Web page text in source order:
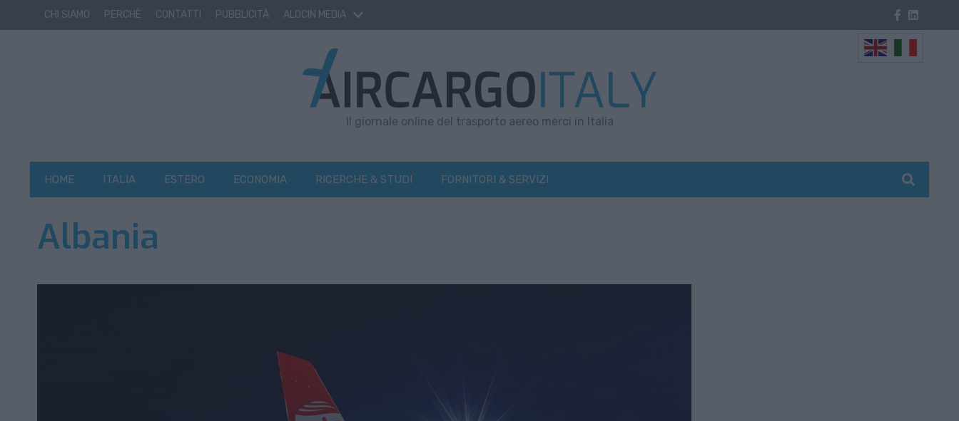
CHI SIAMO PERCHÈ CONTATTI PUBBLICITÀ ALOCIN MEDIA
Il giornale online del trasporto aereo merci in Italia
HOME ITALIA ESTERO ECONOMIA RICERCHE & STUDI FORNITORI & SERVIZI
Albania